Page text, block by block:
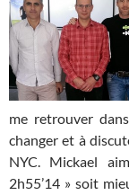
me retrouver
changer et à
NYC. Mickael
2h55’14 » soit